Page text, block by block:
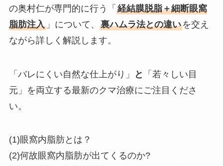
の奥村仁が専門的に行う「 経結膜脱脂＋細断眼窩
脂肪注入」について、 裏ハムラ法との違いを交え
ながら詳しく解説します。
「バレにくい自然な仕上がり」 と
「若々しい目
元」を両立する最新のクマ治療にご注目くださ
い。
(1)眼窩内脂肪とは？
(2)何故眼窩内脂肪が出てくるのか?